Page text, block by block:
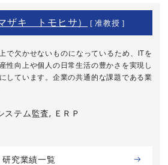
ザキ トモヒサ） [ 准教授 ]
で欠かせないものになっているため、ITを
性向上や個人の日常生活の豊かさを実現し
しています。企業の共通的な課題である業
ステム監査, ＥＲＰ
研究業績一覧